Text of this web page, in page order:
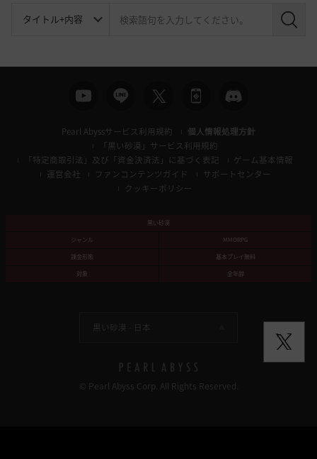
検
Pearl Abyssサービス利用規約
個人情報処理方針
「黒い砂漠」サービス利用規約
「特定商取引法」及び「資金決済法」に基づく表記
ゲーム基本情報
運営会社
ファンコンテンツガイド
サポートセンター
クッキーポリシー
黒い砂漠
ジャンル
MMORPG
課金形態
基本プレイ無料
対象
全年齢
黒い砂漠 - 日本
© Pearl Abyss Corp. All Rights Reserved.